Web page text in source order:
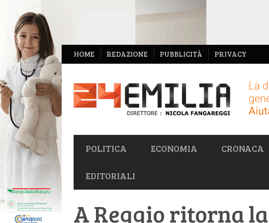
NAVIGAZIONE
SECONDARIA
HOME REDAZIONE PUBBLICITÀ PRIVACY
NAVIGAZIONE
PRIMARIA
POLITICA ECONOMIA CRONACA
EDITORIALI
A Reggio ritorna